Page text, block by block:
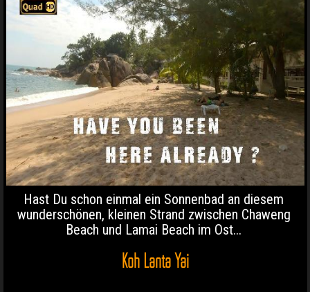
Hast Du schon einmal ein Sonnenbad an diesem
wunderschönen, kleinen Strand zwischen Chaweng
Beach und Lamai Beach im Ost...
Koh Lanta Yai